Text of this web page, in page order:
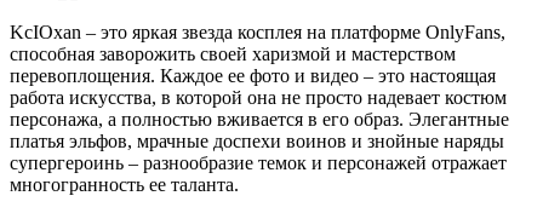
KcIOxan – это яркая звезда косплея на платформе OnlyFans,
способная заворожить своей харизмой и мастерством
перевоплощения. Каждое ее фото и видео – это настоящая
работа искусства, в которой она не просто надевает костюм
персонажа, а полностью вживается в его образ. Элегантные
платья эльфов, мрачные доспехи воинов и знойные наряды
супергероинь – разнообразие темок и персонажей отражает
многогранность ее таланта.